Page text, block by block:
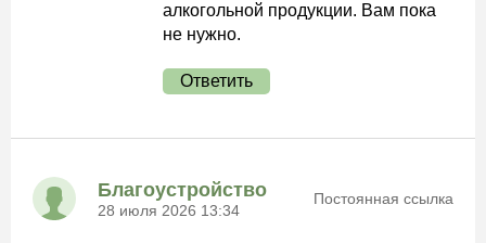
алкогольной продукции. Вам пока
не нужно.
Ответить
Благоустройство
28 июля 2026 13:34
Постоянная ссылка